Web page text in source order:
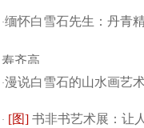
展”将在...
·缅怀白雪石先生：丹青
寿齐高
·漫说白雪石的山水画艺
而有灵趣
· [图] 书非书艺术展：让